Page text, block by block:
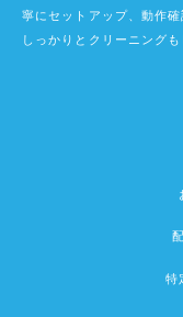
寧にセットアップ、動作
しっかりとクリーニング
特